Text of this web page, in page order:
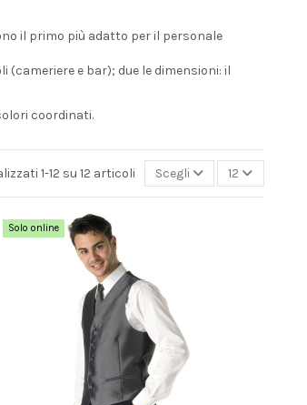
il primo più adatto per il personale
e bar); due le dimensioni: il
coordinati.
1-12 su 12 articoli Scegli 12
Solo online